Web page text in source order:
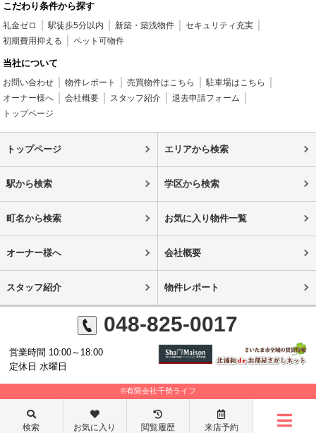
こだわり条件から探す
礼金ゼロ 駅徒歩5分以内 新築・築浅物件
セキュリティ充実
初期費用抑える
ペット可物件
当社について
お問い合わせ 物件レポート 売買物件はこちら
駐車場はこちら
オーナー様へ
会社概要 スタッフ紹介
退去申請フォーム
トップページ
トップページ エリアから検索
駅から検索 学区から検索
町名から検索 お気に入り物件一覧
オーナー様へ 会社概要
スタッフ紹介 物件レポート
048-825-0017
営業時間 10:00～18:00
定休日 水曜日
©有限会社千勢ライフ
検索 お気に入り 閲覧履歴 来店予約